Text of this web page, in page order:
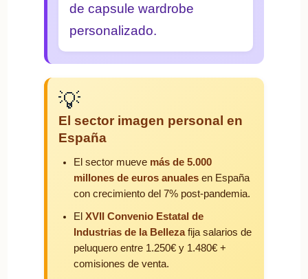
de capsule wardrobe
personalizado.
💡
El sector imagen personal en
España
El sector mueve más de 5.000
millones de euros anualesen España
con crecimiento del 7% post-pandemia.
El XVII Convenio Estatal de
Industrias de la Bellezafija salarios de
peluquero entre 1.250€ y 1.480€ +
comisiones de venta.